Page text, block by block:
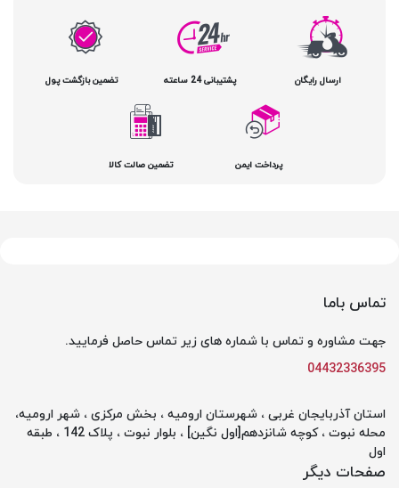
ارسال رایگان پشتیبانی 24 ساعته تضمین بازگشت پول
پرداخت ایمن تضمین صالت کالا
تماس باما
جهت مشاوره و تماس با شماره های زیر تماس حاصل فرمایید.
04432336395
استان آذربایجان غربی ، شهرستان ارومیه ، بخش مرکزی ، شهر ارومیه،
محله نبوت ، کوچه شانزدهم[اول نگین] ، بلوار نبوت ، پلاک 142 ، طبقه
اول
صفحات دیگر